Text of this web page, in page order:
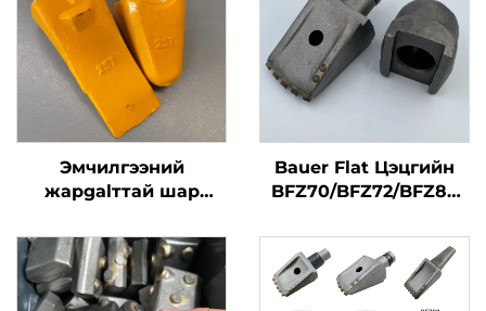
Эмчилгээний
жарgalттай шар
цувралын хоолой
Bauer Flat Цэцгийн
BFZ70/BFZ72/BFZ80
эрдэнэ, бурлах
шувууханы цэцгүүд